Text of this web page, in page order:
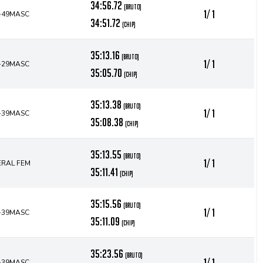
34:56.72 (bruto)
34:51.72 (chip)
1/ 1
35:13.16 (bruto)
35:05.70 (chip)
1/ 1
35:13.38 (bruto)
35:08.38 (chip)
1/ 1
FEM
35:13.55 (bruto)
35:11.41 (chip)
1/ 1
35:15.56 (bruto)
35:11.09 (chip)
1/ 1
35:23.56 (bruto)